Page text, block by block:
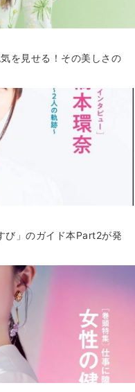
を見せる！その美しさの
び」のガイド本Part2が発